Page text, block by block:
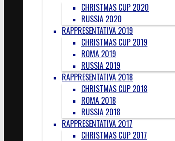
CHRISTMAS CUP 2020
RUSSIA 2020
RAPPRESENTATIVA 2019
CHRISTMAS CUP 2019
ROMA 2019
RUSSIA 2019
RAPPRESENTATIVA 2018
CHRISTMAS CUP 2018
ROMA 2018
RUSSIA 2018
RAPPRESENTATIVA 2017
CHRISTMAS CUP 2017